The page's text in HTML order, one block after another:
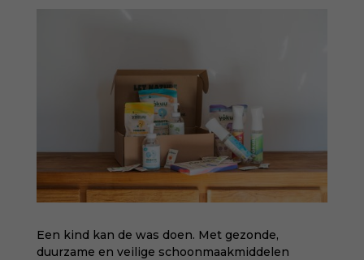
Een kind kan de was doen. Met gezonde,
duurzame en veilige schoonmaakmiddelen